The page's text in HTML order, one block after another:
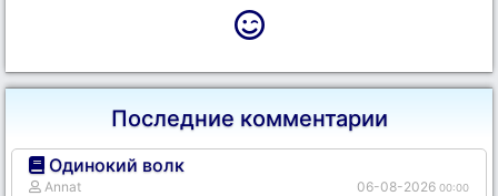
Последние комментарии
Одинокий волк
Annat 06-08-2026 00:00